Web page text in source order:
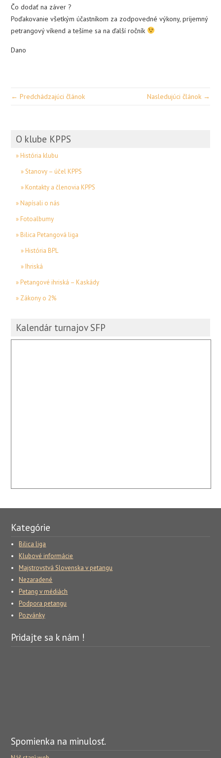
Čo dodať na záver ?
Poďakovanie všetkým účastníkom za zodpovedné výkony, príjemný
petrangový víkend a tešíme sa na ďalší ročník
Dano
← Predchádzajúci článok Nasledujúci článok →
O klube KPPS
» História klubu
» Stanovy – účel KPPS
» Kontakty a členovia KPPS
» Napísali o nás
» Fotoalbumy
» Bilica Petangová liga
» História BPL
» Ihriská
» Petangové ihriská – Kaskády
» Zákony o 2%
Kalendár turnajov SFP
Kategórie
Bilica liga
Klubové informácie
Majstrovstvá Slovenska v petangu
Nezaradené
Petang v médiách
Podpora petangu
Pozvánky
Pridajte sa k nám !
Spomienka na minulosť.